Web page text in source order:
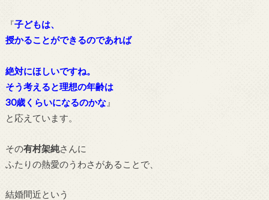
『子どもは、
授かることができるのであれば
絶対にほしいですね。
そう考えると理想の年齢は
30歳くらいになるのかな』
と応えています。
その有村架純さんに
ふたりの熱愛のうわさがある ことで、
結婚間近という